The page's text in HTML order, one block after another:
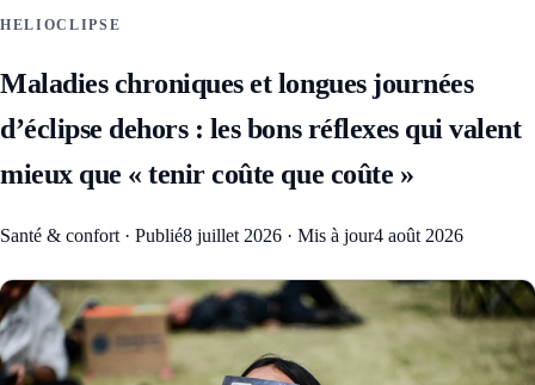
HELIOCLIPSE
Maladies chroniques et longues journées
d’éclipse dehors : les bons réflexes qui valent
mieux que « tenir coûte que coûte »
Santé & confort · Publié8 juillet 2026 · Mis à jour4 août 2026